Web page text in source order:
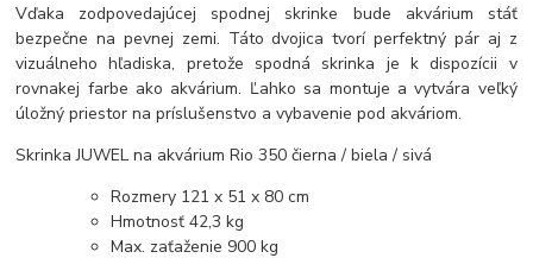
Vďaka zodpovedajúcej spodnej skrinke bude akvárium stáť
bezpečne na pevnej zemi. Táto dvojica tvorí perfektný pár aj z
vizuálneho hľadiska, pretože spodná skrinka je k dispozícii v
rovnakej farbe ako akvárium. Ľahko sa montuje a vytvára veľký
úložný priestor na príslušenstvo a vybavenie pod akváriom.
Skrinka JUWEL na akvárium Rio 350 čierna / biela / sivá
Rozmery 121 x 51 x 80 cm
Hmotnosť 42,3 kg
Max. zaťaženie 900 kg